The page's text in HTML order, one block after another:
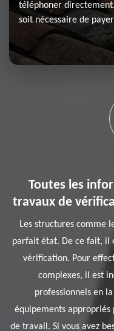
téléphoner
soit nécessaire de
Toutes les
travaux de
Les structures comme
parfait état. De ce fait, il
vérification. Pour
complexes, il est
professionnels en
équipements
de travail. Si vous avez